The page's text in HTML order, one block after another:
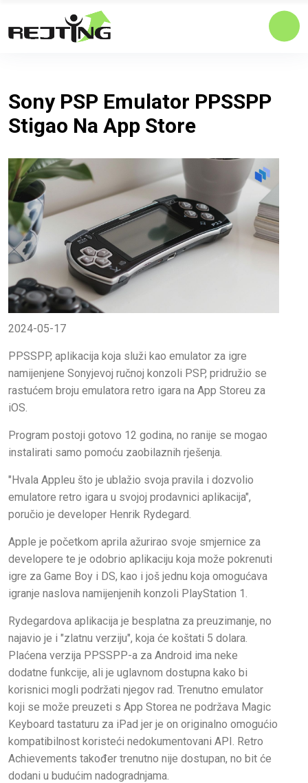
Sony PSP Emulator PPSSPP
Stigao Na App Store
2024-05-17
PPSSPP, aplikacija koja služi kao emulator za igre
namijenjene Sonyjevoj ručnoj konzoli PSP, pridružio se
rastućem broju emulatora retro igara na App Storeu za
iOS.
Program postoji gotovo 12 godina, no ranije se mogao
instalirati samo pomoću zaobilaznih rješenja.
"Hvala Appleu što je ublažio svoja pravila i dozvolio
emulatore retro igara u svojoj prodavnici aplikacija",
poručio je developer Henrik Rydegard.
Apple je početkom aprila ažurirao svoje smjernice za
developere te je odobrio aplikaciju koja može pokrenuti
igre za Game Boy i DS, kao i još jednu koja omogućava
igranje naslova namijenjenih konzoli PlayStation 1.
Rydegardova aplikacija je besplatna za preuzimanje, no
najavio je i "zlatnu verziju", koja će koštati 5 dolara.
Plaćena verzija PPSSPP-a za Android ima neke
dodatne funkcije, ali je uglavnom dostupna kako bi
korisnici mogli podržati njegov rad. Trenutno emulator
koji se može preuzeti s App Storea ne podržava Magic
Keyboard tastaturu za iPad jer je on originalno omogućio
kompatibilnost koristeći nedokumentovani API. Retro
Achievements također trenutno nije dostupan, no bit će
dodani u budućim nadogradnjama.